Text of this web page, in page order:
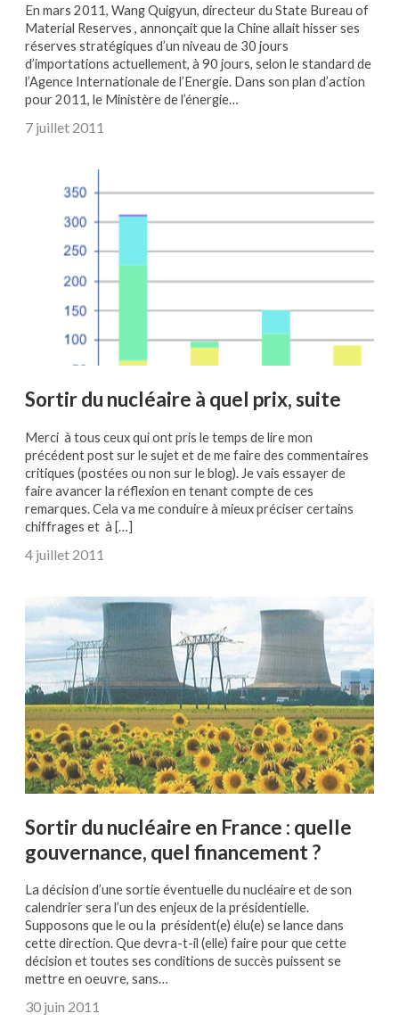
En mars 2011, Wang Quigyun, directeur du State Bureau of
Material Reserves , annonçait que la Chine allait hisser ses
réserves stratégiques d’un niveau de 30 jours
d’importations actuellement, à 90 jours, selon le standard de
l’Agence Internationale de l’Energie. Dans son plan d’action
pour 2011, le Ministère de l’énergie…
7 juillet 2011
Sortir du nucléaire à quel prix, suite
Merci à tous ceux qui ont pris le temps de lire mon
précédent post sur le sujet et de me faire des commentaires
critiques (postées ou non sur le blog). Je vais essayer de
faire avancer la réflexion en tenant compte de ces
remarques. Cela va me conduire à mieux préciser certains
chiffrages et à […]
4 juillet 2011
Sortir du nucléaire en France : quelle
gouvernance, quel financement ?
La décision d’une sortie éventuelle du nucléaire et de son
calendrier sera l’un des enjeux de la présidentielle.
Supposons que le ou la président(e) élu(e) se lance dans
cette direction. Que devra-t-il (elle) faire pour que cette
décision et toutes ses conditions de succès puissent se
mettre en oeuvre, sans…
30 juin 2011